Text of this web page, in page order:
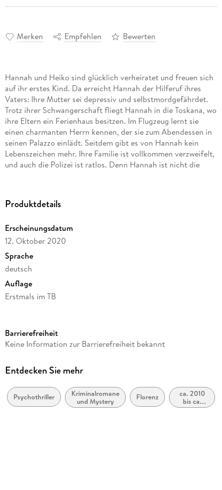
Merken Empfehlen Bewerten
Hannah und Heiko sind glücklich verheiratet und freuen sich
auf ihr erstes Kind. Da erreicht Hannah der Hilferuf ihres
Vaters: Ihre Mutter sei depressiv und selbstmordgefährdet.
Trotz ihrer Schwangerschaft fliegt Hannah in die Toskana, wo
ihre Eltern ein Ferienhaus besitzen. Im Flugzeug lernt sie
einen charmanten Herrn kennen, der sie zum Abendessen in
seinen Palazzo einlädt. Seitdem gibt es von Hannah kein
Lebenszeichen mehr. Ihre Familie ist vollkommen verzweifelt,
und auch die Polizei ist ratlos. Denn Hannah ist nicht die
Produktdetails
Erscheinungsdatum
12. Oktober 2020
Sprache
deutsch
Auflage
Erstmals im TB
Reihe
Autor/Autorin
Verlag/Hersteller
Heyne Taschenbuch
Barrierefreiheit
Keine Information zur Barrierefreiheit bekannt
Entdecken Sie mehr
Psychothriller
Kriminalromane
und Mystery
Florenz
ca. 2010
bis ca.
2019